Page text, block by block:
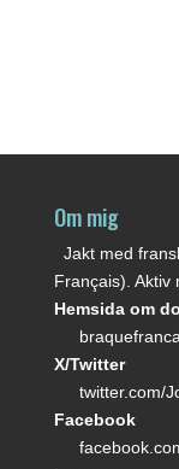
Om mig
Jakt med
Français). Aktiv
Hemsida om
X/Twitter
twitter.com/
Facebook